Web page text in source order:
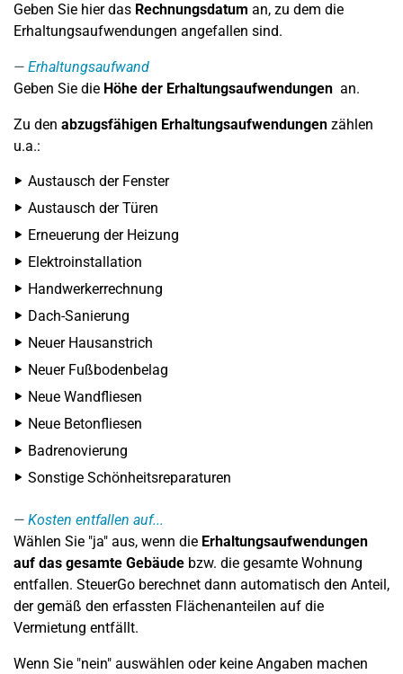
Geben Sie hier das Rechnungsdatum an, zu dem die
Erhaltungsaufwendungen angefallen sind.
Erhaltungsaufwand
Geben Sie die Höhe der Erhaltungsaufwendungen an.
Zu den abzugsfähigen Erhaltungsaufwendungen zählen
u.a.:
Austausch der Fenster
Austausch der Türen
Erneuerung der Heizung
Elektroinstallation
Handwerkerrechnung
Dach-Sanierung
Neuer Hausanstrich
Neuer Fußbodenbelag
Neue Wandfliesen
Neue Betonfliesen
Badrenovierung
Sonstige Schönheitsreparaturen
Kosten entfallen auf...
Wählen Sie "ja" aus, wenn die Erhaltungsaufwendungen
auf das gesamte Gebäude bzw. die gesamte Wohnung
entfallen. SteuerGo berechnet dann automatisch den Anteil,
der gemäß den erfassten Flächenanteilen auf die
Vermietung entfällt.
Wenn Sie "nein" auswählen oder keine Angaben machen